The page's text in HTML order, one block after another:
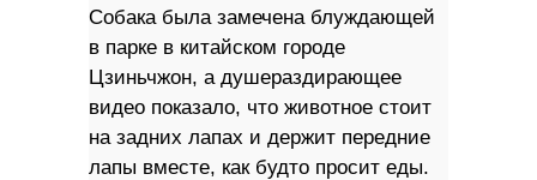
Собака была замечена блуждающей
в парке в китайском городе
Цзиньчжон, а душераздирающее
видео показало, что животное стоит
на задних лапах и держит передние
лапы вместе, как будто просит еды.